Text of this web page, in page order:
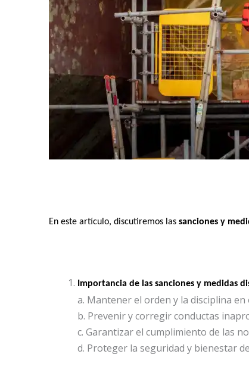
En este artículo, discutiremos las sanciones y
Importancia de las sanciones y medidas
a. Mantener el orden y la disciplina
b. Prevenir y corregir conductas
c. Garantizar el cumplimiento de las
d. Proteger la seguridad y bienestar